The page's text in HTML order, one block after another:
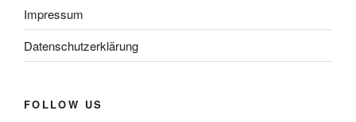
Impressum
Datenschutzerklärung
FOLLOW US